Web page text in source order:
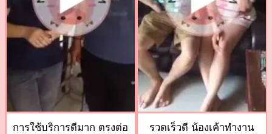
การใช้บริการดีมาก ตรงต่อ
รวดเร็วดี น้องเค้าทำงาน